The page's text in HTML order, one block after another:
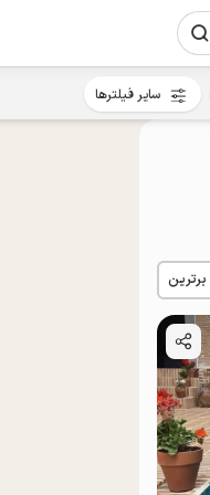
برترین
سایر فیلترها